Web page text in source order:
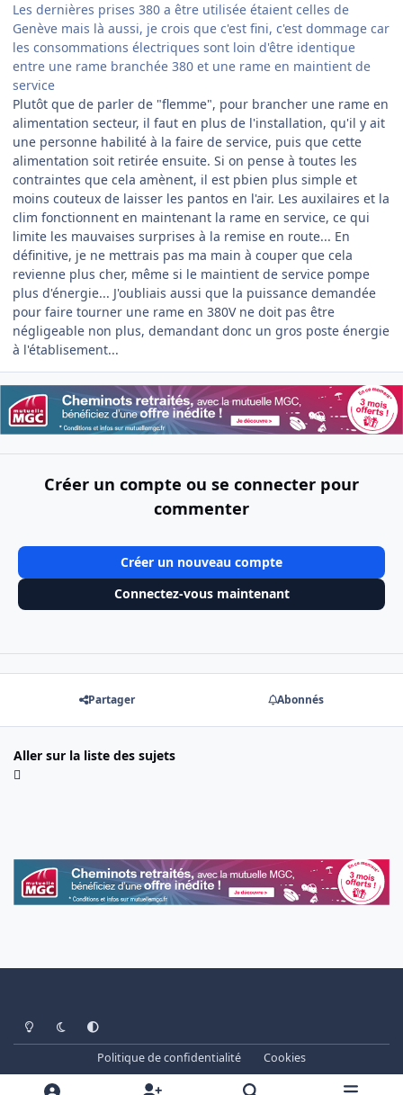
Les dernières prises 380 a être utilisée étaient celles de
Genève mais là aussi, je crois que c'est fini, c'est dommage car
les consommations électriques sont loin d'être identique
entre une rame branchée 380 et une rame en maintient de
service
Plutôt que de parler de "flemme", pour brancher une rame en
alimentation secteur, il faut en plus de l'installation, qu'il y ait
une personne habilité à la faire de service, puis que cette
alimentation soit retirée ensuite. Si on pense à toutes les
contraintes que cela amènent, il est pbien plus simple et
moins couteux de laisser les pantos en l'air. Les auxilaires et la
clim fonctionnent en maintenant la rame en service, ce qui
limite les mauvaises surprises à la remise en route... En
définitive, je ne mettrais pas ma main à couper que cela
revienne plus cher, même si le maintient de service pompe
plus d'énergie... J'oubliais aussi que la puissance demandée
pour faire tourner une rame en 380V ne doit pas être
négligeable non plus, demandant donc un gros poste énergie
à l'établisement...
Créer un compte ou se connecter pour
commenter
Créer un nouveau compte
Connectez-vous maintenant
Partager Abonnés
Aller sur la liste des sujets
Light ModeDark ModeSystem Preference
Politique de confidentialité
Cookies
www.cheminots.net - Forum Libre depuis 2003